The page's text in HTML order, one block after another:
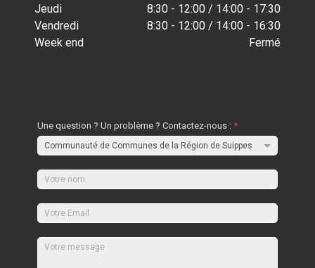
Jeudi
8:30 - 12:00 / 14:00 - 17:30
Vendredi
8:30 - 12:00 / 14:00 - 16:30
Week end
Fermé
Une question ? Un problème ? Contactez-nous :*